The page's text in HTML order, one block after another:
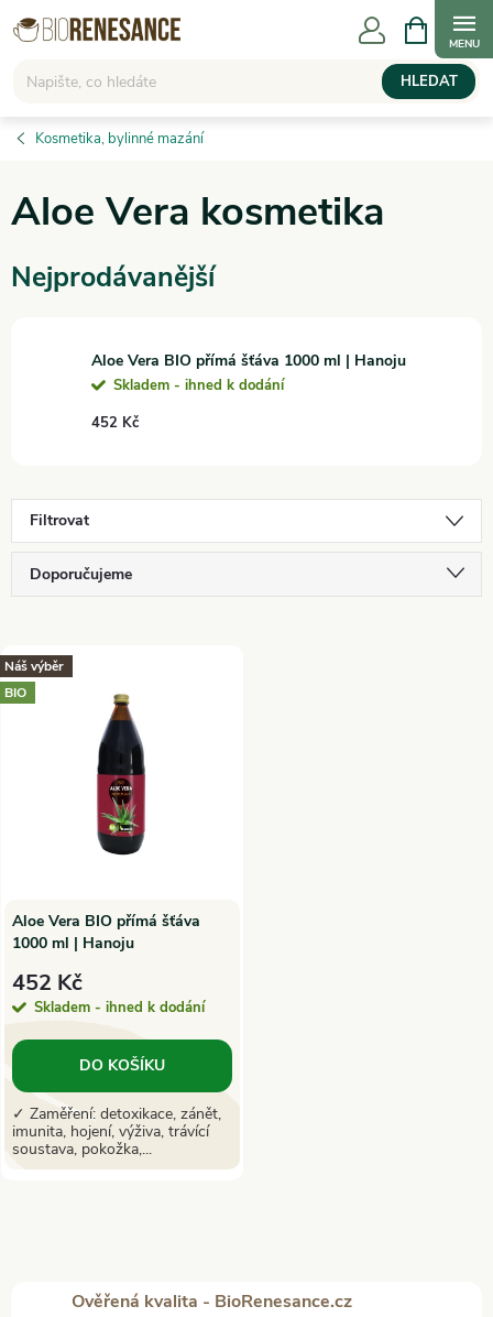
Přejít
na
HLEDAT
NÁKUPNÍ
KOŠÍK
Kosmetika, bylinné mazání
Aloe Vera kosmetika
Nejprodávanější
Aloe Vera BIO přímá šťáva 1000 ml | Hanoju
Skladem - ihned k dodání
452 Kč
Filtrovat
Ř
z
p
r
o
d
u
k
Doporučujeme
Nejdražší
Nejprodávanější
V
ý
p
r
o
d
u
Náš výběr
BIO
Aloe Vera BIO přímá šťáva
1000 ml | Hanoju
452 Kč
Skladem - ihned k dodání
DO KOŠÍKU
✓ Zaměření: detoxikace, zánět,
imunita, hojení, výživa, trávící
soustava, pokožka,...
Ověřená kvalita - BioRenesance.cz